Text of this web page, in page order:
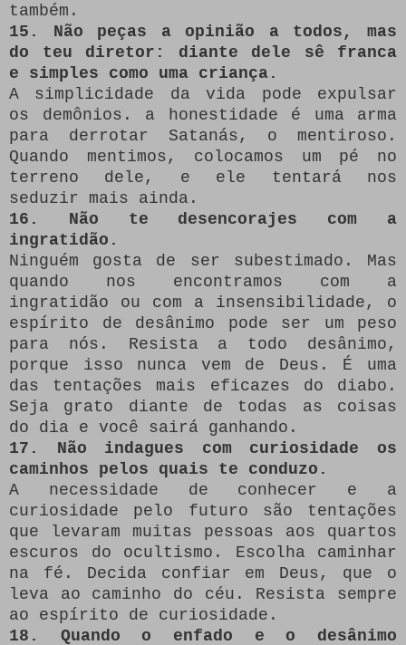
também.
15. Não peças a opinião a todos, mas
do teu diretor: diante dele sê franca
e simples como uma criança.
A simplicidade da vida pode expulsar
os demônios. a honestidade é uma arma
para derrotar Satanás, o mentiroso.
Quando mentimos, colocamos um pé no
terreno dele, e ele tentará nos
seduzir mais ainda.
16. Não te desencorajes com a
ingratidão.
Ninguém gosta de ser subestimado. Mas
quando nos encontramos com a
ingratidão ou com a insensibilidade, o
espírito de desânimo pode ser um peso
para nós. Resista a todo desânimo,
porque isso nunca vem de Deus. É uma
das tentações mais eficazes do diabo.
Seja grato diante de todas as coisas
do dia e você sairá ganhando.
17. Não indagues com curiosidade os
caminhos pelos quais te conduzo.
A necessidade de conhecer e a
curiosidade pelo futuro são tentações
que levaram muitas pessoas aos quartos
escuros do ocultismo. Escolha caminhar
na fé. Decida confiar em Deus, que o
leva ao caminho do céu. Resista sempre
ao espírito de curiosidade.
18. Quando o enfado e o desânimo